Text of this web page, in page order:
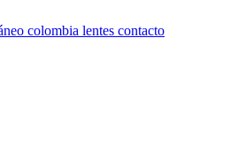
colombia lentes contacto